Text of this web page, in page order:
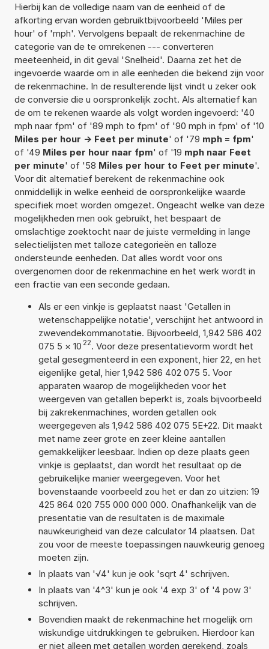
Hierbij kan de volledige naam van de eenheid of de
afkorting ervan worden gebruiktbijvoorbeeld 'Miles per
hour' of 'mph'. Vervolgens bepaalt de rekenmachine de
categorie van de te omrekenen --- converteren
meeteenheid, in dit geval 'Snelheid'. Daarna zet het de
ingevoerde waarde om in alle eenheden die bekend zijn voor
de rekenmachine. In de resulterende lijst vindt u zeker ook
de conversie die u oorspronkelijk zocht. Als alternatief kan
de om te rekenen waarde als volgt worden ingevoerd: '40
mph naar fpm' of '89 mph to fpm' of '90 mph in fpm' of '10
Miles per hour -> Feet per minute' of '79 mph = fpm'
of '49 Miles per hour naar fpm' of '19 mph naar Feet
per minute' of '58 Miles per hour to Feet per minute'.
Voor dit alternatief berekent de rekenmachine ook
onmiddellijk in welke eenheid de oorspronkelijke waarde
specifiek moet worden omgezet. Ongeacht welke van deze
mogelijkheden men ook gebruikt, het bespaart de
omslachtige zoektocht naar de juiste vermelding in lange
selectielijsten met talloze categorieën en talloze
ondersteunde eenheden. Dat alles wordt voor ons
overgenomen door de rekenmachine en het werk wordt in
een fractie van een seconde gedaan.
Als er een vinkje is geplaatst naast 'Getallen in
wetenschappelijke notatie', verschijnt het antwoord in
zwevendekommanotatie. Bijvoorbeeld, 1,942 586 402
075 5 × 10 22. Voor deze presentatievorm wordt het
getal gesegmenteerd in een exponent, hier 22, en het
eigenlijke getal, hier 1,942 586 402 075 5. Voor
apparaten waarop de mogelijkheden voor het
weergeven van getallen beperkt is, zoals bijvoorbeeld
bij zakrekenmachines, worden getallen ook
weergegeven als 1,942 586 402 075 5E+22. Dit maakt
met name zeer grote en zeer kleine aantallen
gemakkelijker leesbaar. Indien op deze plaats geen
vinkje is geplaatst, dan wordt het resultaat op de
gebruikelijke manier weergegeven. Voor het
bovenstaande voorbeeld zou het er dan zo uitzien: 19
425 864 020 755 000 000 000. Onafhankelijk van de
presentatie van de resultaten is de maximale
nauwkeurigheid van deze calculator 14 plaatsen. Dat
zou voor de meeste toepassingen nauwkeurig genoeg
moeten zijn.
In plaats van '√4' kun je ook 'sqrt 4' schrijven.
In plaats van '4^3' kun je ook '4 exp 3' of '4 pow 3'
schrijven.
Bovendien maakt de rekenmachine het mogelijk om
wiskundige uitdrukkingen te gebruiken. Hierdoor kan
er niet alleen met getallen worden gerekend, zoals